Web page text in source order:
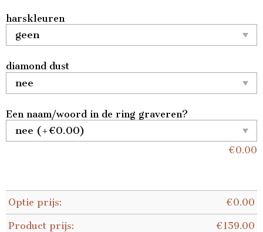
harskleuren
diamond dust
Een naam/woord in de ring graveren?
€0.00
Optie prijs: €0.00
Product prijs: €159.00